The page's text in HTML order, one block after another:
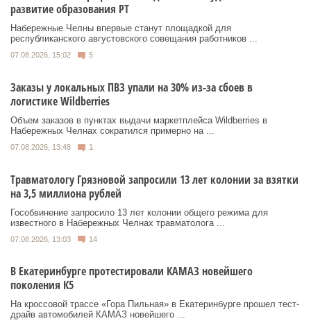
развитие образования РТ
Набережные Челны впервые станут площадкой для
республиканского августовского совещания работников ...
07.08.2026, 15:02 5
Заказы у локальных ПВЗ упали на 30% из-за сбоев в
логистике Wildberries
Объем заказов в пунктах выдачи маркетплейса Wildberries в
Набережных Челнах сократился примерно на ...
07.08.2026, 13:48 1
Травматологу Грязновой запросили 13 лет колонии за взятки
на 3,5 миллиона рублей
Гособвинение запросило 13 лет колонии общего режима для
известного в Набережных Челнах травматолога ...
07.08.2026, 13:03 14
В Екатеринбурге протестировали КАМАЗ новейшего
поколения К5
На кроссовой трассе «Гора Пильная» в Екатеринбурге прошел тест-
драйв автомобилей КАМАЗ новейшего ...